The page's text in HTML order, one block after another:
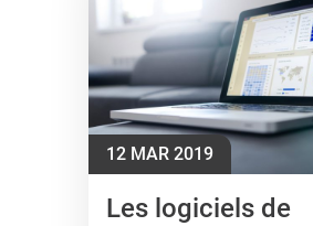
12 MAR 2019
Les logiciels de